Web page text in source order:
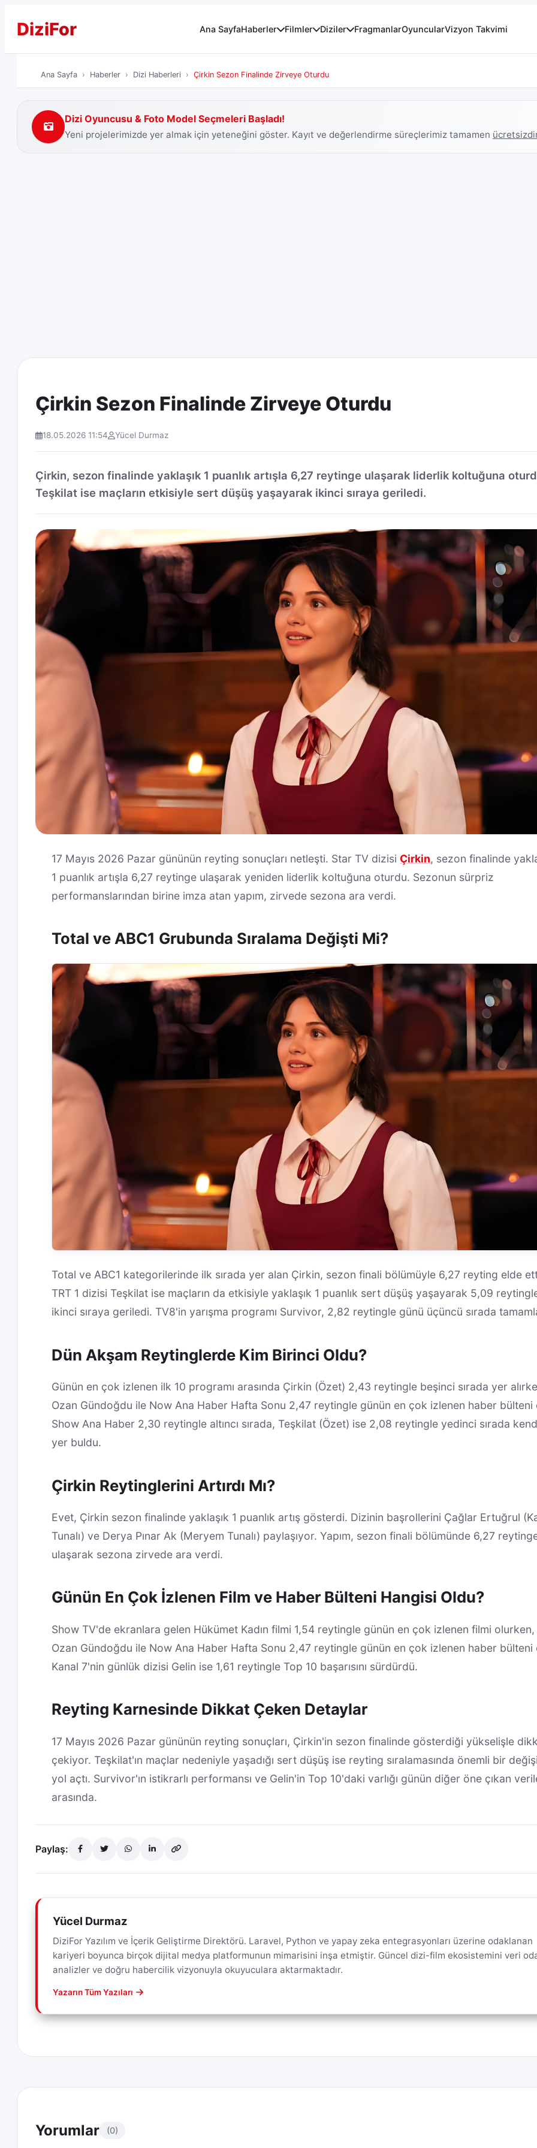
DiziFor Ana SayfaHaberler Filmler Diziler FragmanlarOyuncularVizyon Takvimi
Ana Sayfa Haberler Dizi Haberleri Çirkin Sezon Finalinde Zirveye Oturdu
Dizi Oyuncusu & Foto Model Seçmeleri Başladı!
Yeni projelerimizde yer almak için yeteneğini göster. Kayıt ve değerlendirme süreçlerimiz tamamen
Çirkin Sezon Finalinde Zirveye Oturdu
18.05.2026 11:54 Yücel Durmaz
Çirkin, sezon finalinde yaklaşık 1 puanlık artışla 6,27 reytinge ulaşarak liderlik koltuğuna
Teşkilat ise maçların etkisiyle sert düşüş yaşayarak ikinci sıraya geriledi.
17 Mayıs 2026 Pazar gününün reyting sonuçları netleşti. Star TV dizisi Çirkin, sezon finalinde
1 puanlık artışla 6,27 reytinge ulaşarak yeniden liderlik koltuğuna oturdu. Sezonun sürpriz
performanslarından birine imza atan yapım, zirvede sezona ara verdi.
Total ve ABC1 Grubunda Sıralama Değişti Mi?
Total ve ABC1 kategorilerinde ilk sırada yer alan Çirkin, sezon finali bölümüyle 6,27 reyting elde
TRT 1 dizisi Teşkilat ise maçların da etkisiyle yaklaşık 1 puanlık sert düşüş yaşayarak 5,09
ikinci sıraya geriledi. TV8'in yarışma programı Survivor, 2,82 reytingle günü üçüncü sırada
Dün Akşam Reytinglerde Kim Birinci Oldu?
Günün en çok izlenen ilk 10 programı arasında Çirkin (Özet) 2,43 reytingle beşinci sırada yer
Ozan Gündoğdu ile Now Ana Haber Hafta Sonu 2,47 reytingle günün en çok izlenen haber bülteni
Show Ana Haber 2,30 reytingle altıncı sırada, Teşkilat (Özet) ise 2,08 reytingle yedinci sırada
yer buldu.
Çirkin Reytinglerini Artırdı Mı?
Evet, Çirkin sezon finalinde yaklaşık 1 puanlık artış gösterdi. Dizinin başrollerini Çağlar Ertuğrul
Tunalı) ve Derya Pınar Ak (Meryem Tunalı) paylaşıyor. Yapım, sezon finali bölümünde 6,27
ulaşarak sezona zirvede ara verdi.
Günün En Çok İzlenen Film ve Haber Bülteni Hangisi Oldu?
Show TV'de ekranlara gelen Hükümet Kadın filmi 1,54 reytingle günün en çok izlenen filmi olurken,
Ozan Gündoğdu ile Now Ana Haber Hafta Sonu 2,47 reytingle günün en çok izlenen haber bülteni
Kanal 7'nin günlük dizisi Gelin ise 1,61 reytingle Top 10 başarısını sürdürdü.
Reyting Karnesinde Dikkat Çeken Detaylar
17 Mayıs 2026 Pazar gününün reyting sonuçları, Çirkin'in sezon finalinde gösterdiği yükselişle
çekiyor. Teşkilat'ın maçlar nedeniyle yaşadığı sert düşüş ise reyting sıralamasında önemli bir
yol açtı. Survivor'ın istikrarlı performansı ve Gelin'in Top 10'daki varlığı günün diğer öne çıkan
arasında.
Paylaş:
Yücel Durmaz
DiziFor Yazılım ve İçerik Geliştirme Direktörü. Laravel, Python ve yapay zeka entegrasyonları üzerine odaklanan
kariyeri boyunca birçok dijital medya platformunun mimarisini inşa etmiştir. Güncel dizi-film ekosistemini veri
analizler ve doğru habercilik vizyonuyla okuyuculara aktarmaktadır.
Yazarın Tüm Yazıları
Yorumlar (0)